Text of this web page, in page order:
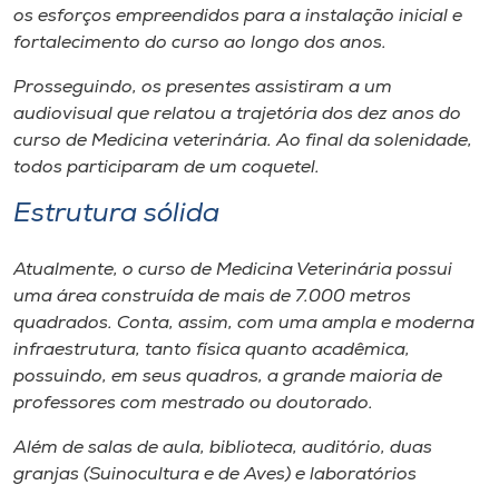
os esforços empreendidos para a instalação inicial e
fortalecimento do curso ao longo dos anos.
Prosseguindo, os presentes assistiram a um
audiovisual que relatou a trajetória dos dez anos do
curso de Medicina veterinária. Ao final da solenidade,
todos participaram de um coquetel.
Estrutura sólida
Atualmente, o curso de Medicina Veterinária possui
uma área construída de mais de 7.000 metros
quadrados. Conta, assim, com uma ampla e moderna
infraestrutura, tanto física quanto acadêmica,
possuindo, em seus quadros, a grande maioria de
professores com mestrado ou doutorado.
Além de salas de aula, biblioteca, auditório, duas
granjas (Suinocultura e de Aves) e laboratórios